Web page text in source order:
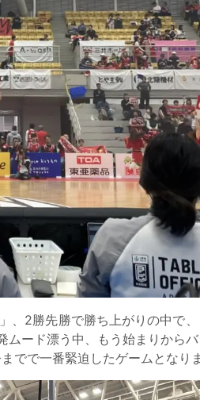
、2勝先勝で勝ち上がりの中で
ムード漂う中、もう始まりから
でで一番緊迫したゲームとなりま